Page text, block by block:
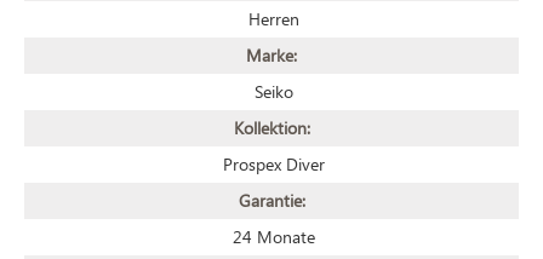
Herren
Marke:
Seiko
Kollektion:
Prospex Diver
Garantie:
24 Monate